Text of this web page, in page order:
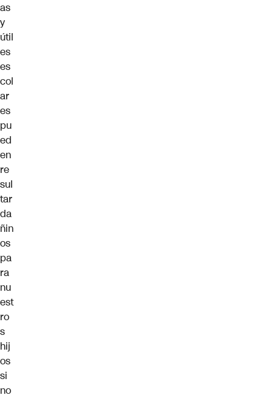
as
y
útil
es
es
col
ar
es
pu
ed
en
re
sul
tar
da
ñin
os
pa
ra
nu
est
ro
s
hij
os
si
no